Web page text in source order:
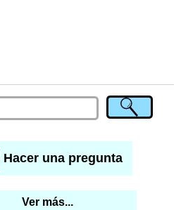
Hacer una pregunta
Ver más...